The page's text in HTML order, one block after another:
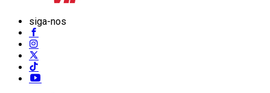
siga-nos